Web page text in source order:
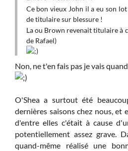
Ce bon vieux John il a eu son
de titulaire sur blessure !
La ou Brown revenait titulaire à
de Rafael)
Non, ne t'en fais pas je vais
O'Shea a surtout été
dernières saisons chez nous, et
d'entre elles c'était à cause
potentiellement assez grave.
quand-même réalisé une